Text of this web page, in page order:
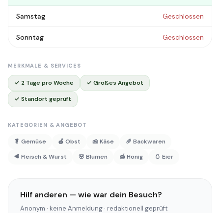
Samstag Geschlossen
Sonntag Geschlossen
MERKMALE & SERVICES
✓ 2 Tage pro Woche ✓ Großes Angebot
✓ Standort geprüft
KATEGORIEN & ANGEBOT
🥬 Gemüse 🍎 Obst 🧀 Käse
🥖 Backwaren
🥩 Fleisch & Wurst
🌸 Blumen 🍯 Honig 🥚 Eier
Hilf anderen — wie war dein Besuch?
Anonym · keine Anmeldung · redaktionell geprüft